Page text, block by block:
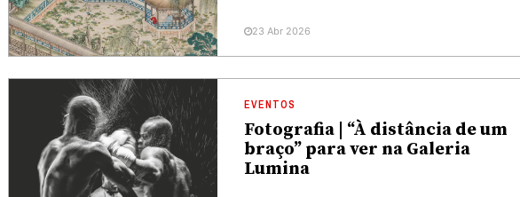
23 Abr 2026
EVENTOS
Fotografia | “À distância de um
braço” para ver na Galeria
Lumina